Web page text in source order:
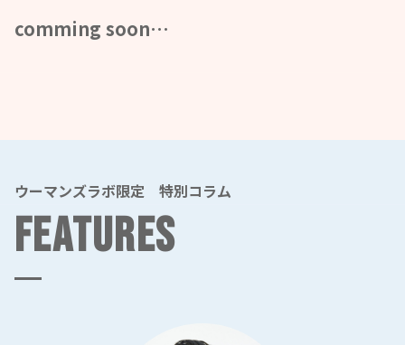
comming soon…
ウーマンズラボ限定 特別コラム
FEATURES